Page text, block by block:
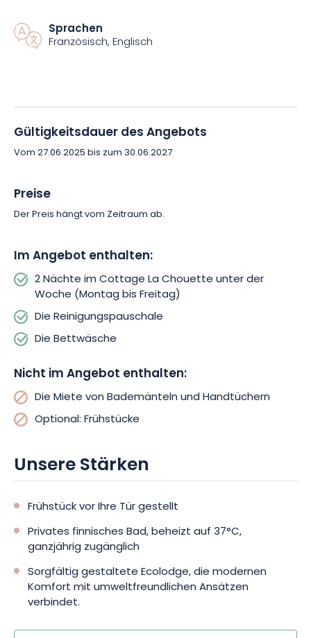
Neben dem privaten nordischen Bad profitieren Sie von einem
kostenlosen Parkplatz in der Nähe des Cottage mit
von den Skipisten und 45 Minuten von Colmar entfernt.
Buchen Sie jetzt Ihren Wellnessurlaub in den Vogesen und
gönnen Sie sich eine Zeit ganz für sich allein, zwischen Natur
Sprachen
Französisch, Englisch
Gültigkeitsdauer des Angebots
Vom 27.06.2025 bis zum 30.06.2027
Preise
Der Preis hängt vom Zeitraum ab.
Im Angebot enthalten:
2 Nächte im Cottage La Chouette unter der
Woche (Montag bis Freitag)
Die Reinigungspauschale
Die Bettwäsche
Nicht im Angebot enthalten:
Die Miete von Bademänteln und Handtüchern
Optional: Frühstücke
Unsere Stärken
Frühstück vor Ihre Tür gestellt
Privates finnisches Bad, beheizt auf 37°C,
ganzjährig zugänglich
Sorgfältig gestaltete Ecolodge, die modernen
Komfort mit umweltfreundlichen Ansätzen
verbindet.